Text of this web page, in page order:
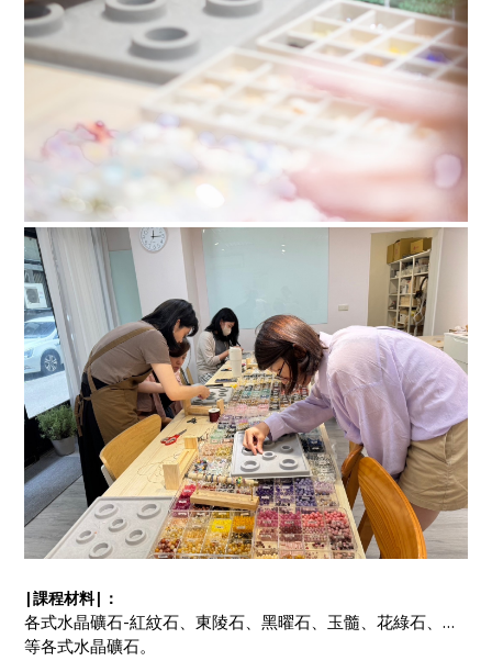
|課程材料|：
各式水晶礦石-紅紋石、東陵石、黑曜石、玉髓、花綠石、…
等各式水晶礦石。